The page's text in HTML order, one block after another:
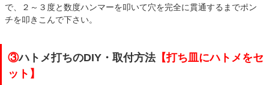
で、２～３度と数度ハンマーを叩いて穴を完全に貫通するまでポン
チを叩きこんで下さい。
③ハトメ打ちのDIY・取付方法【打ち皿にハトメをセ
ット】